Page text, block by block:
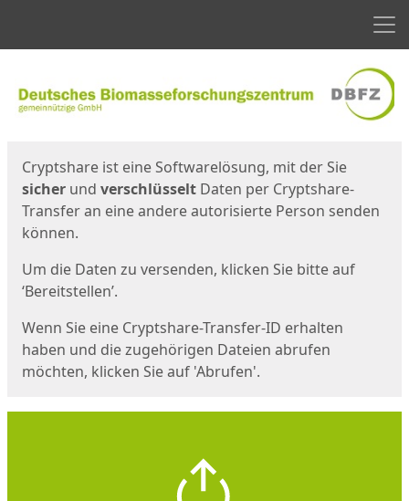
Cryptshare ist eine Softwarelösung, mit der Sie
sicher und verschlüsselt Daten per Cryptshare-
Transfer an eine andere autorisierte Person senden
können.
Um die Daten zu versenden, klicken Sie bitte auf
‘Bereitstellen’.
Wenn Sie eine Cryptshare-Transfer-ID erhalten
haben und die zugehörigen Dateien abrufen
möchten, klicken Sie auf 'Abrufen'.